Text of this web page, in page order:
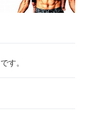
です。